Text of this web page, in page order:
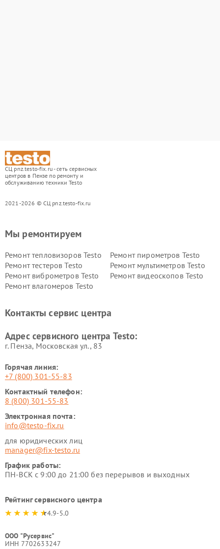
СЦ pnz.testo-fix.ru - сеть сервисных
центров в Пензе по ремонту и
обслуживанию техники Testo
2021-2026 © СЦ pnz.testo-fix.ru
Мы ремонтируем
Ремонт тепловизоров Testo
Ремонт пирометров Testo
Ремонт тестеров Testo
Ремонт мультиметров Testo
Ремонт виброметров Testo
Ремонт видеоскопов Testo
Ремонт влагомеров Testo
Контакты сервис центра
Адрес сервисного центра Testo:
г. Пенза, Московская ул., 83
Горячая линия:
+7 (800) 301-55-83
Контактный телефон:
8 (800) 301-55-83
Электронная почта:
info@testo-fix.ru
для юридических лиц
manager@fix-testo.ru
График работы:
ПН-ВСК с 9:00 до 21:00 без перерывов и выходных
Рейтинг сервисного центра
4.9-5.0
ООО "Русервис"
ИНН 7702633247